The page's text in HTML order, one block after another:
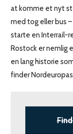
at komme et nyt
med tog eller bus
starte en Interrail-
Rostock er nemlig
en lang historie
finder